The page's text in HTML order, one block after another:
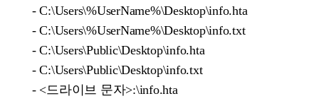
- C:\Users\%UserName%\Desktop\info.hta
- C:\Users\%UserName%\Desktop\info.txt
- C:\Users\Public\Desktop\info.hta
- C:\Users\Public\Desktop\info.txt
- <드라이브 문자>:\info.hta